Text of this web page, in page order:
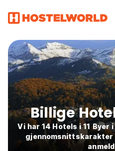
Billige
Vi har 14 Hotels i 11 Byer
gjennomsnittskarakter